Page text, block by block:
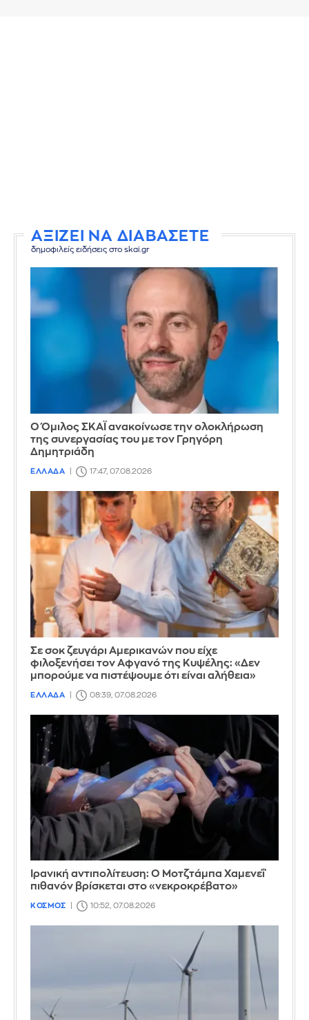
ΑΞΙΖΕΙ ΝΑ ΔΙΑΒΑΣΕΤΕ
δημοφιλείς ειδήσεις στο skai.gr
Ο Όμιλος ΣΚΑΪ ανακοίνωσε την ολοκλήρωση
της συνεργασίας του με τον Γρηγόρη
Δημητριάδη
ΕΛΛΑΔΑ 17:47, 07.08.2026
Σε σοκ ζευγάρι Αμερικανών που είχε
φιλοξενήσει τον Αφγανό της Κυψέλης: «Δεν
μπορούμε να πιστέψουμε ότι είναι αλήθεια»
ΕΛΛΑΔΑ 08:39, 07.08.2026
Ιρανική αντιπολίτευση: Ο Μοτζτάμπα Χαμενεΐ
πιθανόν βρίσκεται στο «νεκροκρέβατο»
ΚΟΣΜΟΣ 10:52, 07.08.2026